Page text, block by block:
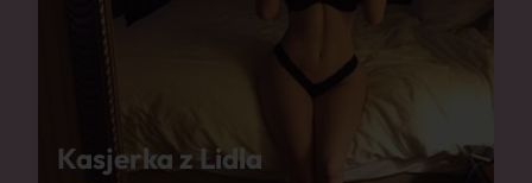
Kasjerka z Lidla